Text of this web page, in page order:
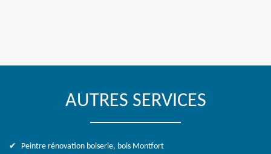
AUTRES SERVICES
Peintre rénovation boiserie, bois Montfort